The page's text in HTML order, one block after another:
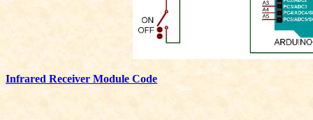
Infrared Receiver Module Code